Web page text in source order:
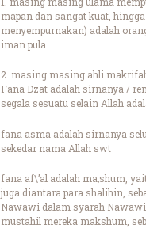
mapan dan sangat kuat,
menyempurnakan) adalah
iman pula.
2. masing masing ahli
Fana Dzat adalah sirnanya /
segala sesuatu selain Allah
fana asma adalah sirnanya
sekedar nama Allah swt
fana af\’al adalah ma;shum,
juga diantara para shalihin,
Nawawi dalam syarah
mustahil mereka makshum,